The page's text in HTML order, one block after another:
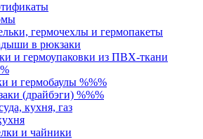
гермочехлы и гермопакеты
в рюкзаки
и гермоупаковки из ПВХ-ткани
и гермобаулы %%%
(драйбэги) %%%
кухня, газ
и чайники